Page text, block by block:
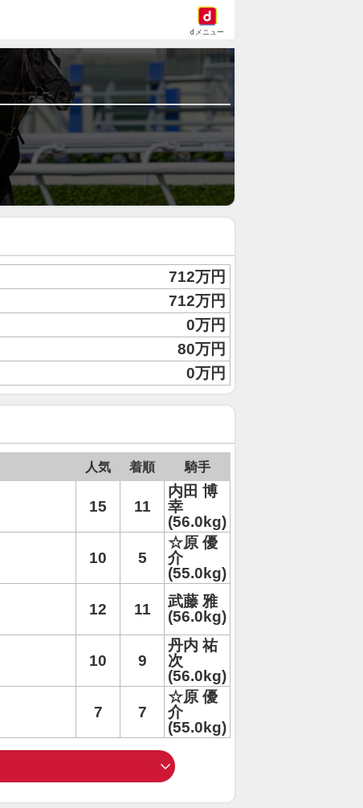
dメニュー
712万円
712万円
0万円
80万円
0万円
人気 着順 騎手
15 11
内田 博
幸
(56.0kg)
10 5
☆原 優
介
(55.0kg)
12 11
武藤 雅
(56.0kg)
10 9
丹内 祐
次
(56.0kg)
7 7
☆原 優
介
(55.0kg)